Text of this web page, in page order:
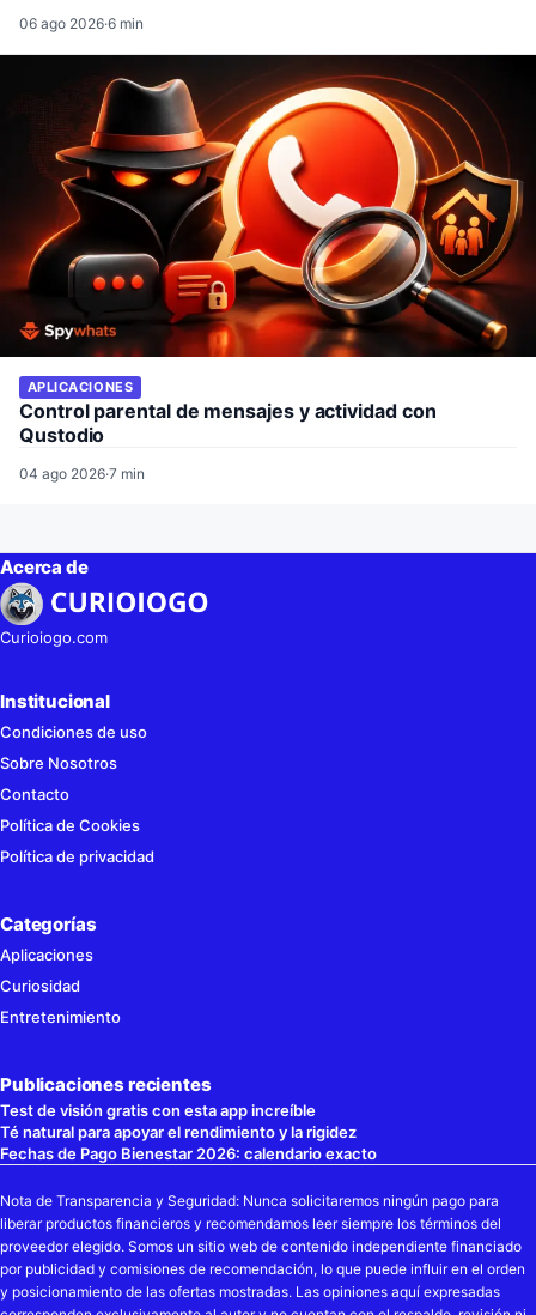
06 ago 2026·6 min
APLICACIONES
Control parental de mensajes y actividad con
Qustodio
04 ago 2026·7 min
Acerca de
Curioiogo.com
Institucional
Condiciones de uso
Sobre Nosotros
Contacto
Política de Cookies
Política de privacidad
Categorías
Aplicaciones
Curiosidad
Entretenimiento
Publicaciones recientes
Test de visión gratis con esta app increíble
Té natural para apoyar el rendimiento y la rigidez
Fechas de Pago Bienestar 2026: calendario exacto
Nota de Transparencia y Seguridad: Nunca solicitaremos ningún pago para
liberar productos financieros y recomendamos leer siempre los términos del
proveedor elegido. Somos un sitio web de contenido independiente financiado
por publicidad y comisiones de recomendación, lo que puede influir en el orden
y posicionamiento de las ofertas mostradas. Las opiniones aquí expresadas